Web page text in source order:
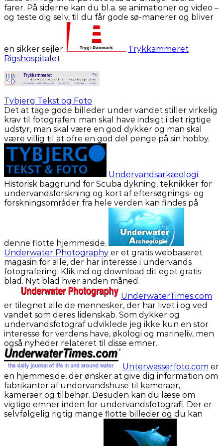
farer. På siderne kan du bl.a. se animationer og video –
og teste dig selv, til du får gode sø-manerer og bliver
en sikker sejler.
Trykkammeret
Rigshospitalet
Tybjerg Tekst og Foto
Det at tage gode billeder under vandet stiller virkelig
krav til fotografen: man skal have indsigt i det rigtige
udstyr, man skal være en god dykker og man skal
være villig til at ofre en god del penge på sin hobby.
Undervandsarkæologi.
Historisk baggrund for Scuba dykning, teknikker for
undervandsforskning og kort af eftersøgnings- og
forskningsområder fra hele verden kan findes på
denne flotte hjemmeside.
Underwater Photography er et gratis webbaseret
magasin for alle, der har interesse i undervands
fotografering. Klik ind og download dit eget gratis
blad. Nyt blad hver anden måned.
UnderwaterTimes.com
er tilegnet alle de mennesker, der har livet i og ved
vandet som deres lidenskab. Som dykker og
undervandsfotograf udviklede jeg ikke kun en stor
interesse for verdens have, økologi og marineliv, men
også nyheder relateret til disse emner.
Unterwasserfoto.com er
en hjemmeside, der ønsker at give dig information om
fabrikanter af undervandshuse til kameraer,
kameraer og tilbehør. Desuden kan du læse om
vigtige emner inden for undervandsfotografi. Der er
selvfølgelig rigtig mange flotte billeder og du kan